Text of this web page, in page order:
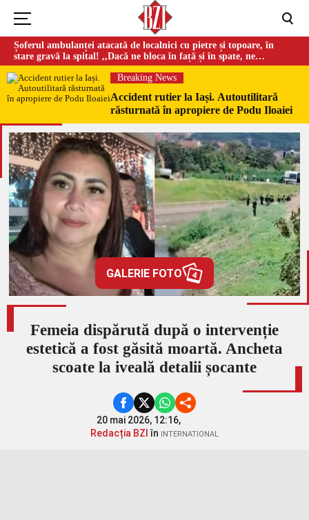
Șoferul ambulanței atacată de localnici cu pietre și topoare, în
stare gravă la spital! ,,Dacă ne bloca în față și în spate, ne
omorau…”
Breaking News
Accident rutier la Iași. Autoutilitară
răsturnată în apropiere de Podu Iloaiei
GALERIE FOTO 4
Femeia dispărută după o intervenție
estetică a fost găsită moartă. Ancheta
scoate la iveală detalii șocante
20 mai 2026, 12:16,
Redacția BZI în INTERNATIONAL